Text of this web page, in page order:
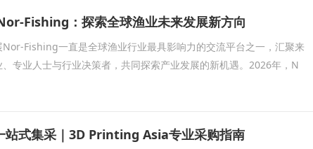
Fishing：探索全球渔业未来发展新方向
Fishing一直是全球渔业行业最具影响力的交流平台之一，汇聚来
专业人士与行业决策者，共同探索产业发展的新机遇。2026年，N
站式集采｜3D Printing Asia专业采购指南